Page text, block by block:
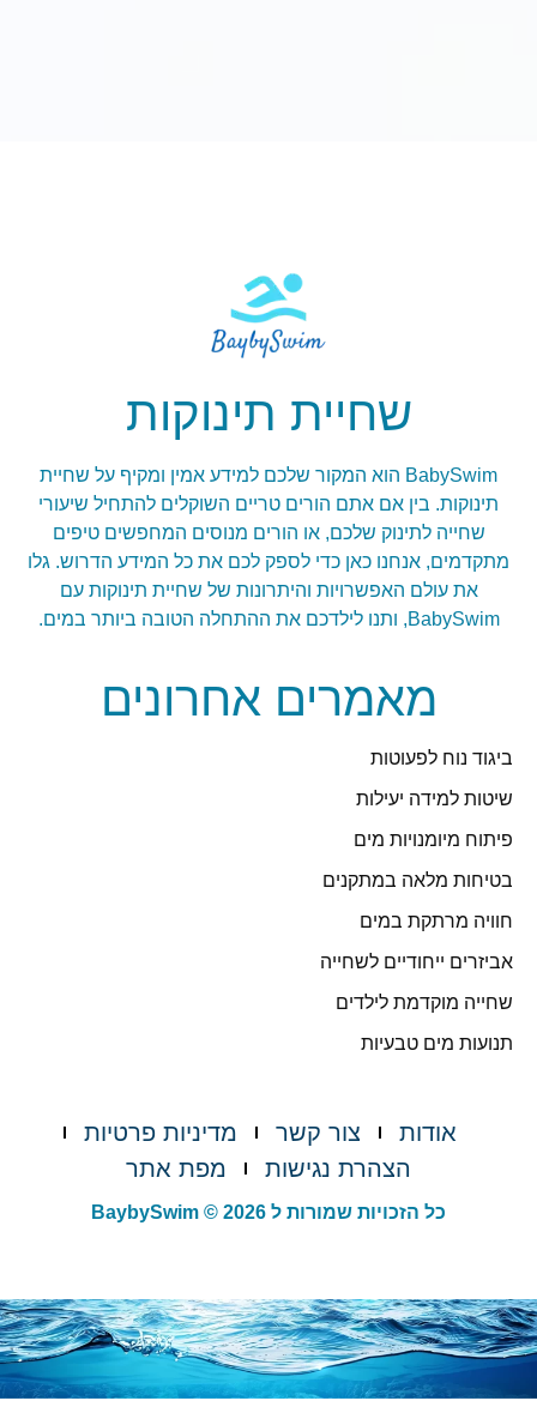
שחיית תינוקות
BabySwim הוא המקור שלכם למידע אמין ומקיף על שחיית
תינוקות. בין אם אתם הורים טריים השוקלים להתחיל שיעורי
שחייה לתינוק שלכם, או הורים מנוסים המחפשים טיפים
מתקדמים, אנחנו כאן כדי לספק לכם את כל המידע הדרוש. גלו
את עולם האפשרויות והיתרונות של שחיית תינוקות עם
BabySwim, ותנו לילדכם את ההתחלה הטובה ביותר במים.
מאמרים אחרונים
ביגוד נוח לפעוטות
שיטות למידה יעילות
פיתוח מיומנויות מים
בטיחות מלאה במתקנים
חוויה מרתקת במים
אביזרים ייחודיים לשחייה
שחייה מוקדמת לילדים
תנועות מים טבעיות
אודות צור קשר
מדיניות פרטיות
הצהרת נגישות
מפת אתר
כל הזכויות שמורות ל BaybySwim © 2026